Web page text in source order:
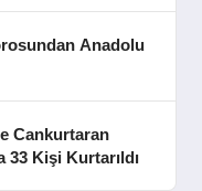
Anadolu
Cankurtaran
33 Kişi Kurtarıldı